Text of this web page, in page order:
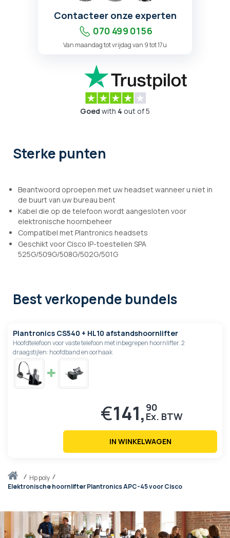
Thuishp poly
Elektronische hoornlifter Plantronics APC-45 voor Cisco
Contacteer onze experten
070 499 01 56
Van maandag tot vrijdag van 9 tot 17u
Goed with 4 out of 5
Sterke punten
Beantwoord oproepen met uw headset wanneer u niet in
de buurt van uw bureau bent
Kabel die op de telefoon wordt aangesloten voor
elektronische hoornbeheer
Compatibel met Plantronics headsets
Geschikt voor Cisco IP-toestellen SPA
525G/509G/508G/502G/501G
Best verkopende bundels
Plantronics CS540 + HL10 afstandshoornlifter
Hoofdtelefoon voor vaste telefoon met inbegrepen hoornlifter. 2
draagstijlen: hoofdband en oorhaak
€141, 90
IN WINKELWAGEN